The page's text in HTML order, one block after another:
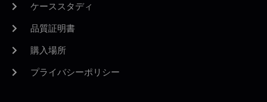
ケーススタディ
品質証明書
購入場所
プライバシーポリシー